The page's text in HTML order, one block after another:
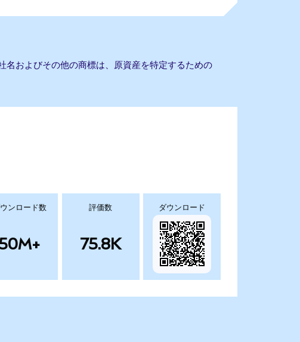
名およびその他の商標は、原資産を特定するための
ンロード数 評価数
75.8K
ダウンロード